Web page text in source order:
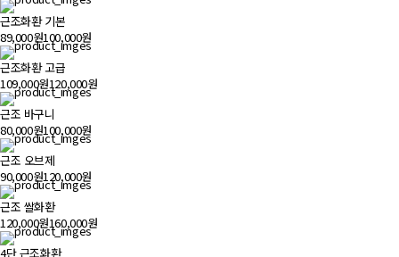
근조화환 기본
89,000원100,000원
근조화환 고급
109,000원120,000원
근조 바구니
80,000원100,000원
근조 오브제
90,000원120,000원
근조 쌀화환
120,000원160,000원
4단 근조화환